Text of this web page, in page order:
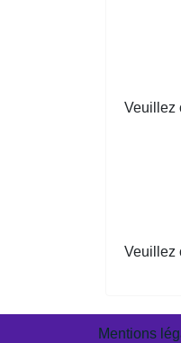
Veuillez
Veuillez
Mentions